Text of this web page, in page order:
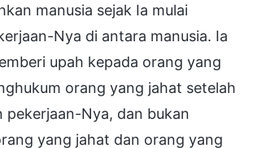
manusia sejak Ia mulai
Nya di antara manusia. Ia
upah kepada orang yang
orang yang jahat setelah
pekerjaan-Nya, dan bukan
yang jahat dan orang yang